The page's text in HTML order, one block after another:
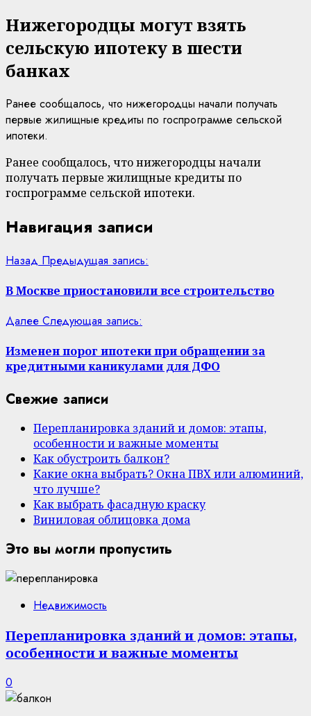
Нижегородцы могут взять
сельскую ипотеку в шести
банках
Ранее сообщалось, что нижегородцы начали получать
первые жилищные кредиты по госпрограмме сельской
ипотеки.
Ранее сообщалось, что нижегородцы начали
получать первые жилищные кредиты по
госпрограмме сельской ипотеки.
Навигация записи
Назад Предыдущая запись:
В Москве приостановили все строительство
Далее Следующая запись:
Изменен порог ипотеки при обращении за
кредитными каникулами для ДФО
Свежие записи
Перепланировка зданий и домов: этапы,
особенности и важные моменты
Как обустроить балкон?
Какие окна выбрать? Окна ПВХ или алюминий,
что лучше?
Как выбрать фасадную краску
Виниловая облицовка дома
Это вы могли пропустить
Недвижимость
Перепланировка зданий и домов: этапы,
особенности и важные моменты
0